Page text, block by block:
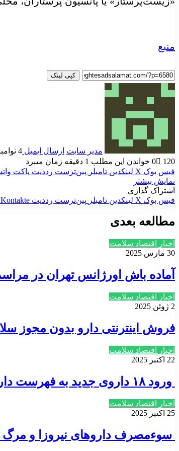
منبع
کپی لینک
مدیر سایت ارسال ایمیل 4 نوامبر 2025
0
120
خواندن این مطلب 1 دقیقه زمان میبرد
فیس بوک X لینکدین ‫تامبلر ‫پین‌ترست ‫رددیت پاکت
نمایش بیشتر
اشتراک گذاری
فیس بوک X لینکدین ‫تامبلر ‫پین‌ترست ‫رددیت
مطالعه بعدی
اخبار اقتصاد سلامت
30 مارس 2025
آماده باش اورژانس تهران در
اخبار اقتصاد سلامت
2 ژوئن 2025
فروش اینترنتی دارو بدون مجوز
اخبار اقتصاد سلامت
22 اکتبر 2025
ورود ۱۸ داروی جدید به فهرست دارویی کشور
اخبار اقتصاد سلامت
25 اکتبر 2025
سوءمصرف داروهای نیروزا و مرگ